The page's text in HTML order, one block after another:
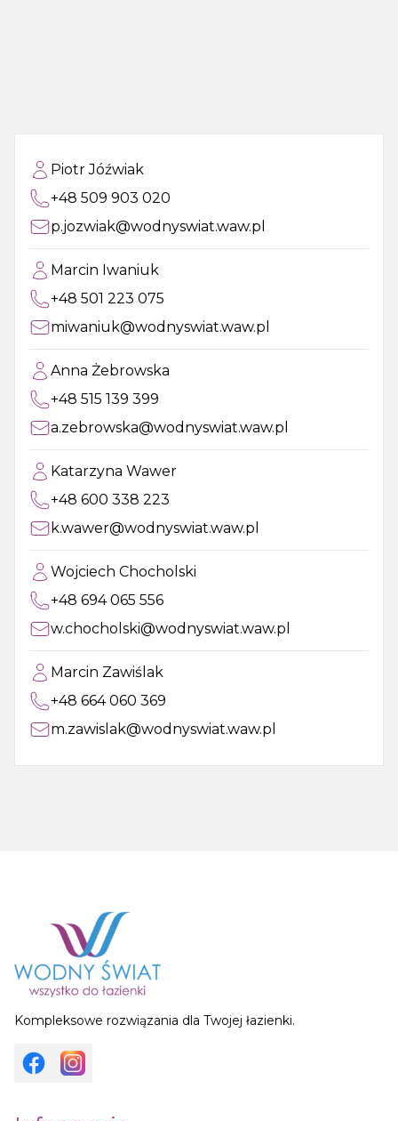
Piotr Jóźwiak
+48 509 903 020
p.jozwiak@wodnyswiat.waw.pl
Marcin Iwaniuk
+48 501 223 075
miwaniuk@wodnyswiat.waw.pl
Anna Żebrowska
+48 515 139 399
a.zebrowska@wodnyswiat.waw.pl
Katarzyna Wawer
+48 600 338 223
k.wawer@wodnyswiat.waw.pl
Wojciech Chocholski
+48 694 065 556
w.chocholski@wodnyswiat.waw.pl
Marcin Zawiślak
+48 664 060 369
m.zawislak@wodnyswiat.waw.pl
Kompleksowe rozwiązania dla Twojej łazienki.